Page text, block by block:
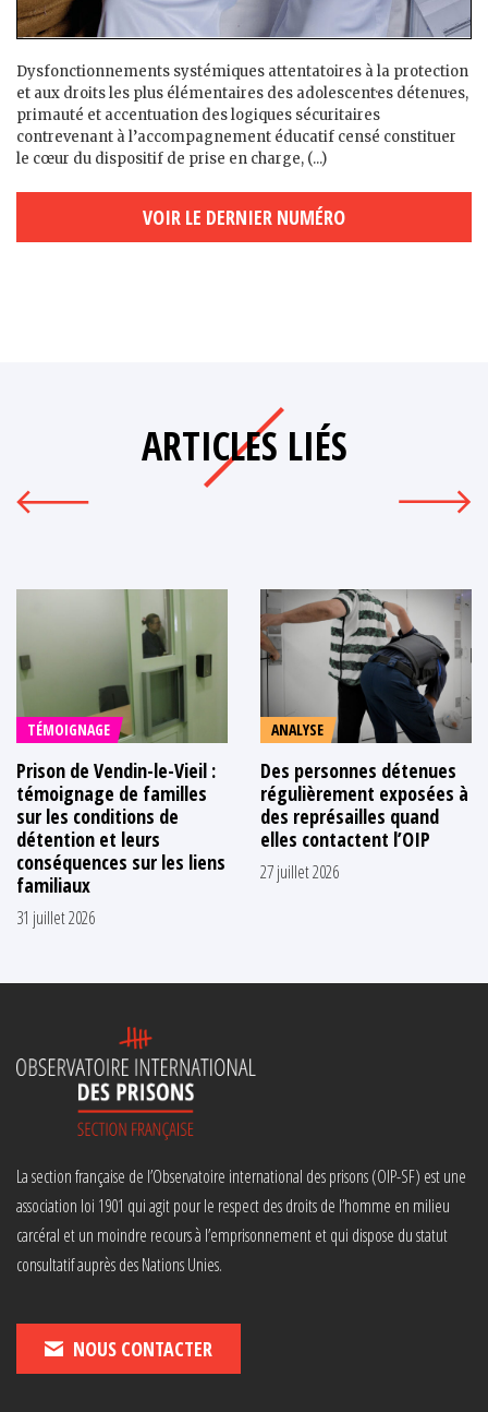
Dysfonctionnements systémiques attentatoires à la protection
et aux droits les plus élémentaires des adolescent·es détenu·es,
primauté et accentuation des logiques sécuritaires
contrevenant à l’accompagnement éducatif censé constituer
le cœur du dispositif de prise en charge, (...)
VOIR LE DERNIER NUMÉRO
ARTICLES LIÉS
TÉMOIGNAGE
Prison de Vendin-le-Vieil :
témoignage de familles
sur les conditions de
détention et leurs
conséquences sur les liens
familiaux
31 juillet 2026
ANALYSE
Des personnes détenues
régulièrement exposées à
des représailles quand
elles contactent l’OIP
27 juillet 2026
La section française de l’Observatoire international des prisons (OIP-SF) est une
association loi 1901 qui agit pour le respect des droits de l’homme en milieu
carcéral et un moindre recours à l’emprisonnement et qui dispose du statut
consultatif auprès des Nations Unies.
NOUS CONTACTER